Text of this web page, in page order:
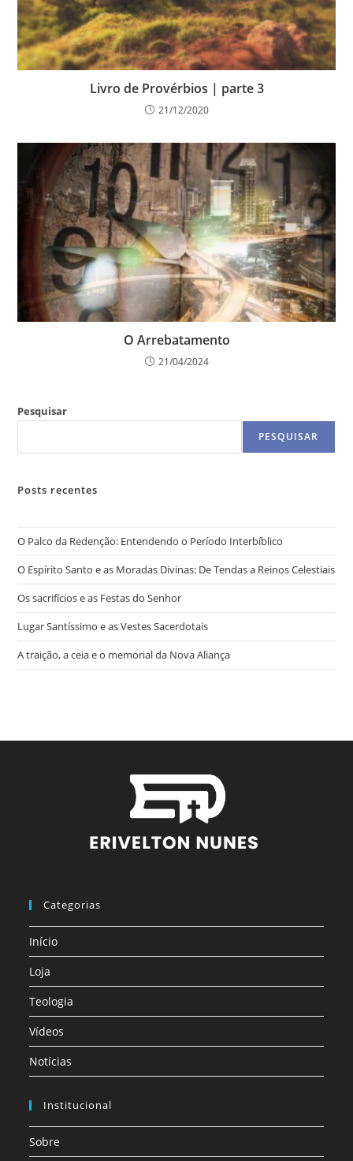
Livro de Provérbios | parte 3
21/12/2020
O Arrebatamento
21/04/2024
Pesquisar
PESQUISAR
Posts recentes
O Palco da Redenção: Entendendo o Período Interbíblico
O Espírito Santo e as Moradas Divinas: De Tendas a Reinos Celestiais
Os sacrifícios e as Festas do Senhor
Lugar Santíssimo e as Vestes Sacerdotais
A traição, a ceia e o memorial da Nova Aliança
Categorias
Início
Loja
Teologia
Vídeos
Notícias
Institucional
Sobre